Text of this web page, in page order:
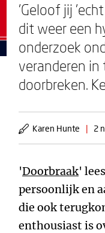
'Geloof jij
dit weer een
onderzoek
veranderen in
doorbreken.
Karen Hunte | 2
'Doorbraak'
persoonlijk en
die ook
enthousiast is